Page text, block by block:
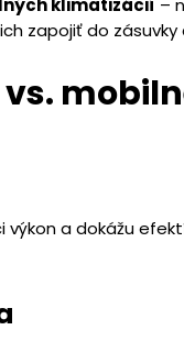
zapojiť do zásuvky
a dokážu